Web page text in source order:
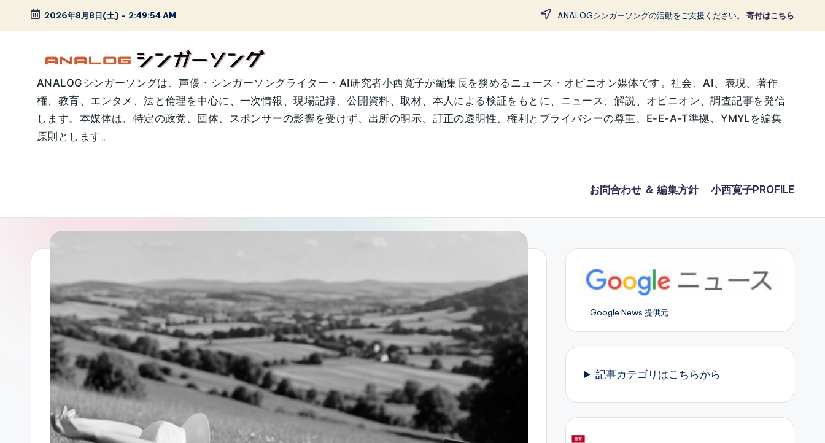
Skip
2026年8月8日(土) - 2:49:55 AM ANALOGシンガーソングの活動をご支援ください。 寄付はこちら
A
N
A
G
シ
ガ
ー
ソ
ン
ANALOGシンガーソングは、声優・シンガーソングライター・AI研究者小西寛子が編集長を務めるニュース・オピニオン媒体です。社会、AI、表現、著作
権、教育、エンタメ、法と倫理を中心に、一次情報、現場記録、公開資料、取材、本人による検証をもとに、ニュース、解説、オピニオン、調査記事を発信
します。本媒体は、特定の政党、団体、スポンサーの影響を受けず、出所の明示、訂正の透明性、権利とプライバシーの尊重、E-E-A-T準拠、YMYLを編集
原則とします。
お問合わせ ＆ 編集方針 小西寛子PROFILE
Google News 提供元
記事カテゴリはこちらから